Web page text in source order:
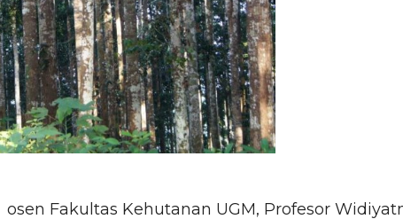
osen Fakultas Kehutanan UGM, Profesor